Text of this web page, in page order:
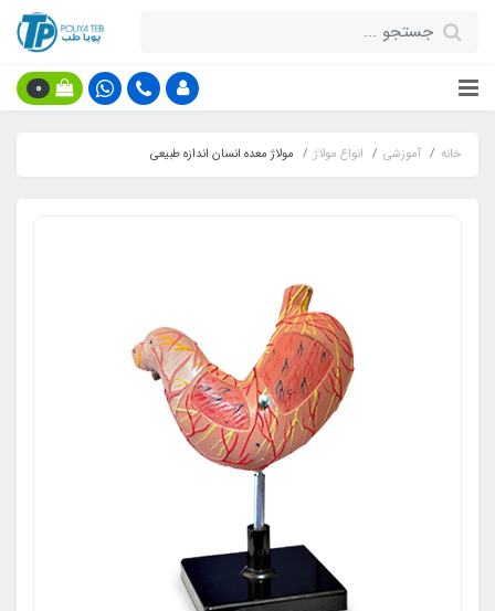
0
خانه آموزشی انواع مولاژ مولاژ معده انسان اندازه طبیعی